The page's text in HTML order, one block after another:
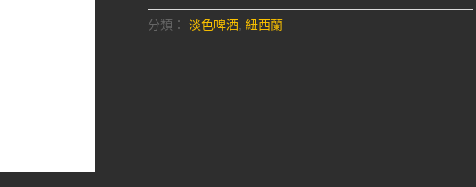
分類： 淡色啤酒, 紐西蘭